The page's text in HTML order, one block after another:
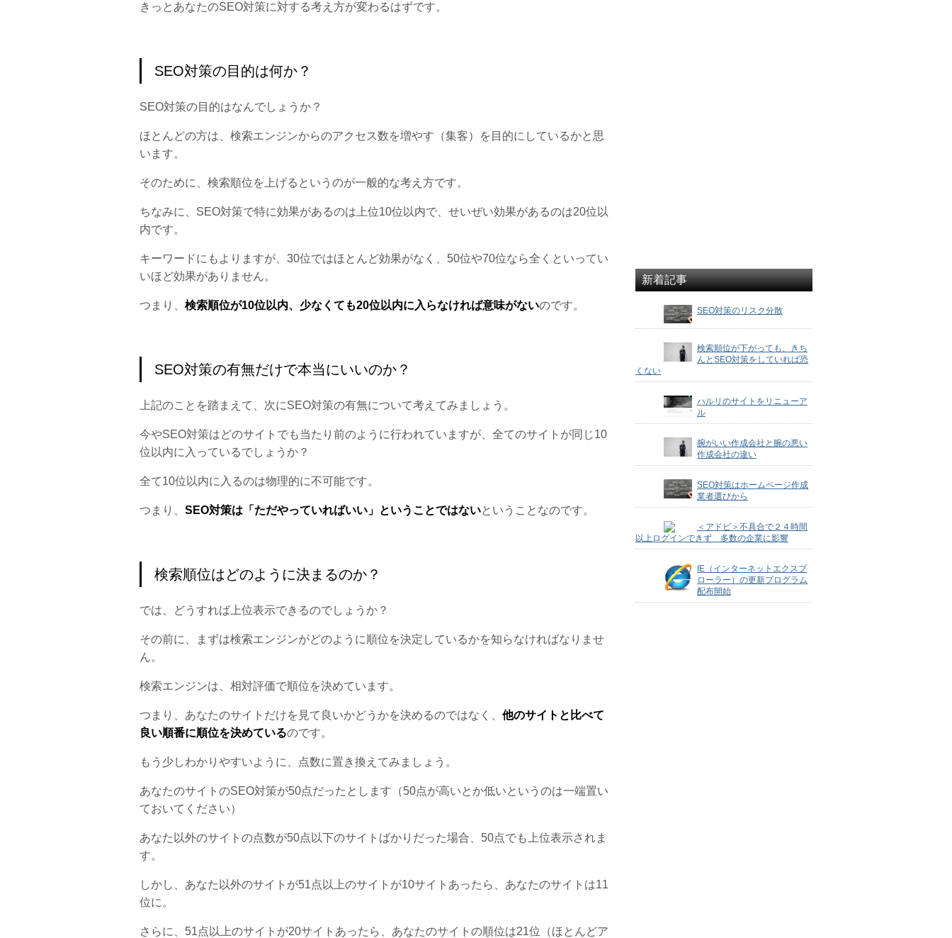
きっとあなたのSEO対策に対する考え方が変わるはずです。
SEO対策の目的は何か？
SEO対策の目的はなんでしょうか？
ほとんどの方は、検索エンジンからのアクセス数を増やす（集客）を目的にしているかと思
います。
そのために、検索順位を上げるというのが一般的な考え方です。
ちなみに、SEO対策で特に効果があるのは上位10位以内で、せいぜい効果があるのは20位以
内です。
キーワードにもよりますが、30位ではほとんど効果がなく、50位や70位なら全くといってい
いほど効果がありません。
つまり、 検索順位が10位以内、少なくても20位以内に入らなければ意味がないのです。
SEO対策の有無だけで本当にいいのか？
上記のことを踏まえて、次にSEO対策の有無について考えてみましょう。
今やSEO対策はどのサイトでも当たり前のように行われていますが、全てのサイトが同じ10
位以内に入っているでしょうか？
全て10位以内に入るのは物理的に不可能です。
つまり、 SEO対策は「ただやっていればいい」ということではないということなのです。
検索順位はどのように決まるのか？
では、どうすれば上位表示できるのでしょうか？
その前に、まずは検索エンジンがどのように順位を決定しているかを知らなければなりませ
ん。
検索エンジンは、相対評価で順位を決めています。
つまり、あなたのサイトだけを見て良いかどうかを決めるのではなく、 他のサイトと比べて
良い順番に順位を決めているのです。
もう少しわかりやすいように、点数に置き換えてみましょう。
あなたのサイトのSEO対策が50点だったとします（50点が高いとか低いというのは一端置い
ておいてください）
あなた以外のサイトの点数が50点以下のサイトばかりだった場合、50点でも上位表示されま
す。
しかし、あなた以外のサイトが51点以上のサイトが10サイトあったら、あなたのサイトは11
位に。
さらに、51点以上のサイトが20サイトあったら、あなたのサイトの順位は21位（ほとんどア
新着記事
SEO対策のリスク分散
検索順位が下がっても、きち
んとSEO対策をしていれば恐
くない
ハルリのサイトをリニューア
ル
腕がいい作成会社と腕の悪い
作成会社の違い
SEO対策はホームページ作成
業者選びから
＜アドビ＞不具合で２４時間
以上ログインできず 多数の企業に影響
IE（インターネットエクスプ
ローラー）の更新プログラム
配布開始